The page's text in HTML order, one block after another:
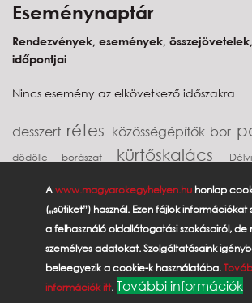
Eseménynaptár
Rendezvények, események,
időpontjai
Nincs esemény az elkövetkező időszakra
desszert rétes közösségépítők bor
dödölle borászat kürtőskalács
vállalkozóPotápi Árpád Jánosbrazil
EgyesületelángosKlement
ErdélyreceptBUODErdély
erdélyi püspök
Awww.magyarokegyhelyen.hu honlap
(„sütiket”) használ. Ezen fájlok
a felhasználó oldallátogatási szokásairól, de
személyes adatokat. Szolgáltatásaink
beleegyezik a cookie-k használatába.
információk itt. További információk